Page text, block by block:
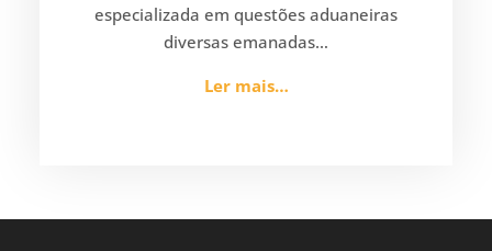
especializada em questões aduaneiras
diversas emanadas…
Ler mais…